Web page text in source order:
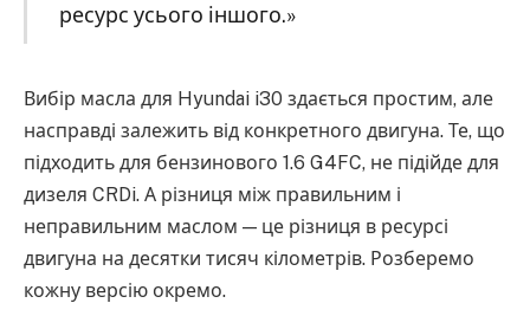
ресурс усього іншого.»
Вибір масла для Hyundai i30 здається простим, але
насправді залежить від конкретного двигуна. Те, що
підходить для бензинового 1.6 G4FC, не підійде для
дизеля CRDi. А різниця між правильним і
неправильним маслом — це різниця в ресурсі
двигуна на десятки тисяч кілометрів. Розберемо
кожну версію окремо.